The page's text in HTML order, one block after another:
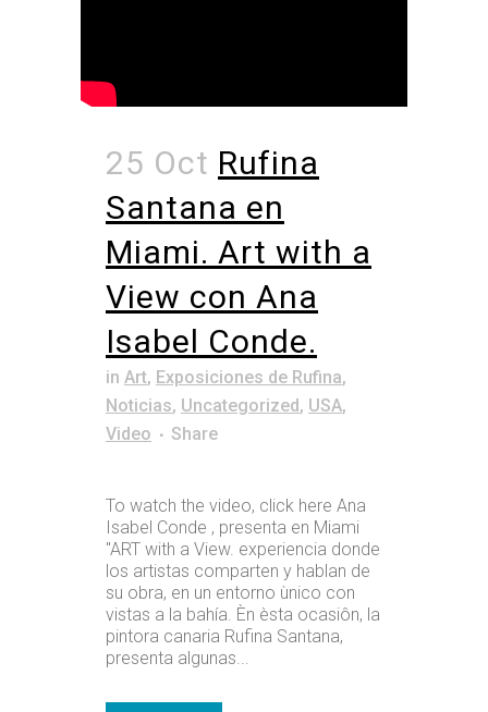
25 Oct Rufina
Santana en
Miami. Art with a
View con Ana
Isabel Conde.
in Art, Exposiciones de Rufina,
Noticias, Uncategorized, USA,
Video
Share
To watch the video, click here Ana
Isabel Conde , presenta en Miami
"ART with a View. experiencia donde
los artistas comparten y hablan de
su obra, en un entorno ùnico con
vistas a la bahía. Èn èsta ocasiôn, la
pintora canaria Rufina Santana,
presenta algunas...